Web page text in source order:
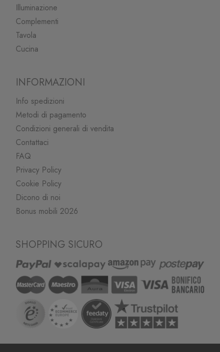
Illuminazione
Complementi
Tavola
Cucina
INFORMAZIONI
Info spedizioni
Metodi di pagamento
Condizioni generali di vendita
Contattaci
FAQ
Privacy Policy
Cookie Policy
Dicono di noi
Bonus mobili 2026
SHOPPING SICURO